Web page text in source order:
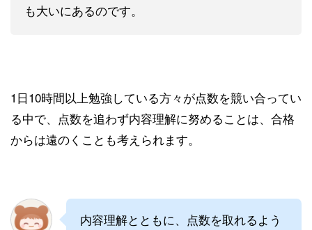
も大いにあるのです。
1日10時間以上勉強している方々が点数を競い合ってい
る中で、点数を追わず内容理解に努めることは、合格
からは遠のくことも考えられます。
内容理解とともに、点数を取れるよう